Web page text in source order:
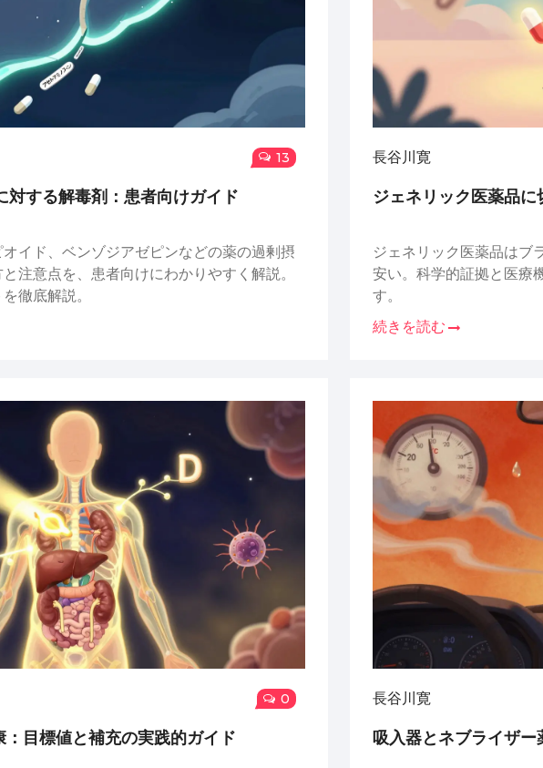
13
対する解毒剤：患者向けガイド
イド、ベンゾジアゼピンなどの薬の過剰摂
注意点を、患者向けにわかりやすく解説。
徹底解説。
長谷川寛
ジェネリック医薬品
ジェネリック医薬品はブ
安い。科学的証拠と医療
す。
続きを読む
0
目標値と補充の実践的ガイド
長谷川寛
吸入器とネブライザ